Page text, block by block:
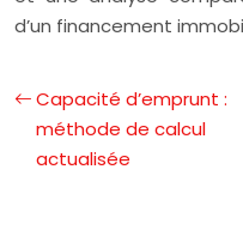
d’un financement
Capacité d’emprunt :
méthode de calcul
actualisée